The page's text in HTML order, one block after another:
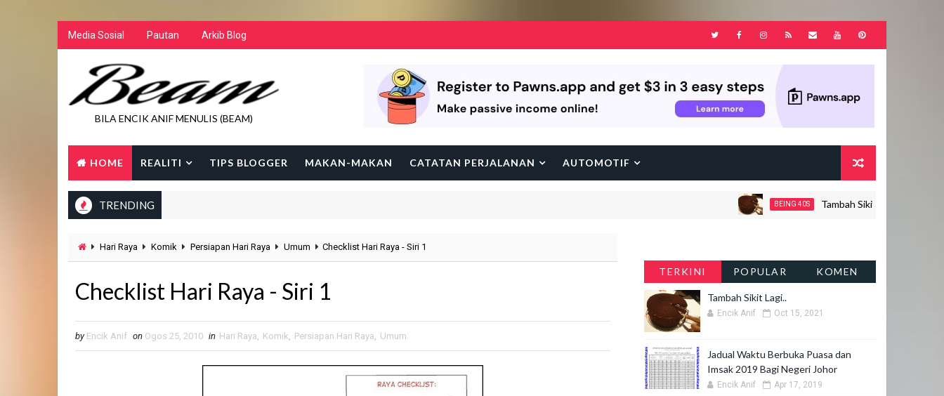
Media Sosial Pautan Arkib Blog
BILA ENCIK ANIF MENULIS (BEAM)
HOME REALITI TIPS BLOGGER MAKAN-MAKAN CATATAN PERJALANAN AUTOMOTIF
TRENDING BEING 40S Tambah Sikit Lagi..
Hari Raya Komik Persiapan Hari Raya Umum Checklist Hari Raya - Siri 1
Checklist Hari Raya - Siri 1
by Encik Anif on Ogos 25, 2010 in Hari Raya, Komik, Persiapan Hari Raya, Umum
TERKINI POPULAR KOMEN
Tambah Sikit Lagi..
Encik Anif Oct 15, 2021
Jadual Waktu Berbuka Puasa dan
Imsak 2019 Bagi Negeri Johor
Encik Anif Apr 17, 2019